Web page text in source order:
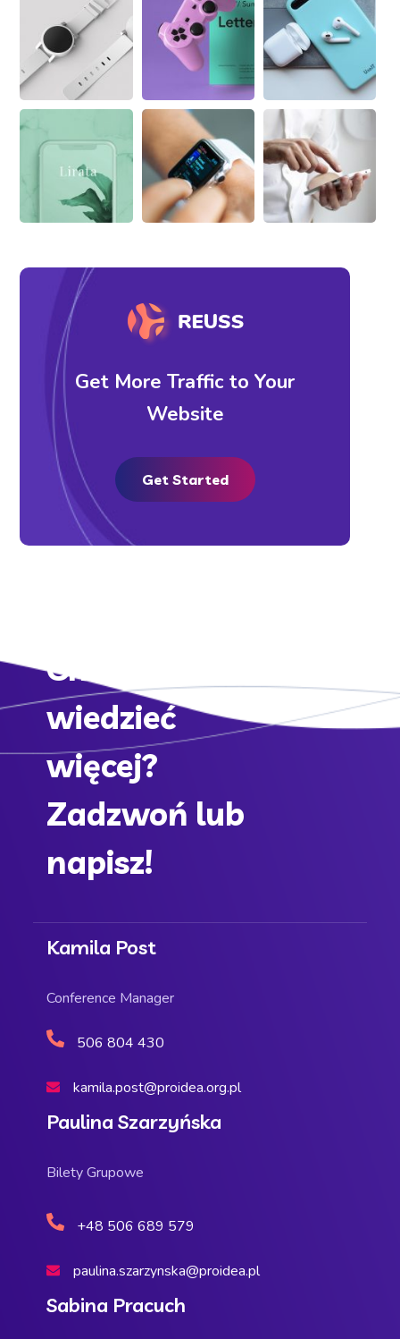
Get More Traffic to Your
Website
Get Started
Chcesz
wiedzieć
więcej?
Zadzwoń lub
napisz!
Kamila Post
Conference Manager
506 804 430
kamila.post@proidea.org.pl
Paulina Szarzyńska
Bilety Grupowe
+48 506 689 579
paulina.szarzynska@proidea.pl
Sabina Pracuch